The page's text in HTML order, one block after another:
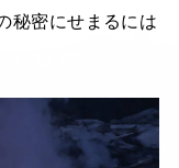
秘密にせまるには